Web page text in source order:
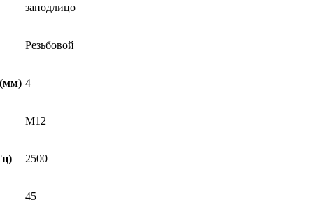
заподлицо
Резьбовой
4
M12
2500
45